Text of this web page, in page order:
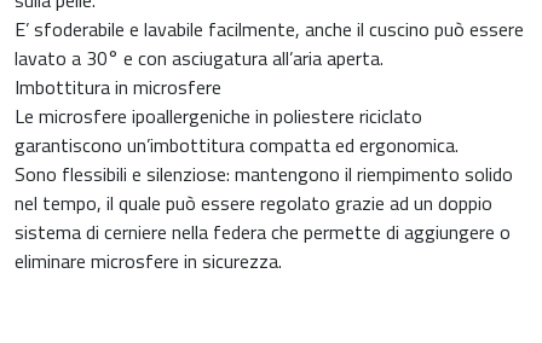
E’ sfoderabile e lavabile facilmente, anche il cuscino può essere
lavato a 30° e con asciugatura all’aria aperta.
Imbottitura in microsfere
Le microsfere ipoallergeniche in poliestere riciclato
garantiscono un’imbottitura compatta ed ergonomica.
Sono flessibili e silenziose: mantengono il riempimento solido
nel tempo, il quale può essere regolato grazie ad un doppio
sistema di cerniere nella federa che permette di aggiungere o
eliminare microsfere in sicurezza.